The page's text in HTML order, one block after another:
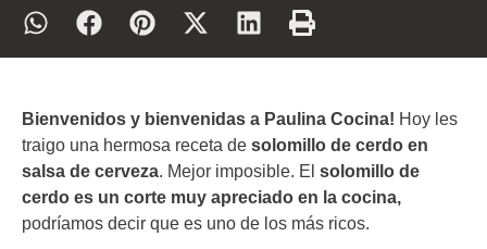
Bienvenidos y bienvenidas a Paulina Cocina! Hoy les
traigo una hermosa receta de solomillo de cerdo en
salsa de cerveza. Mejor imposible. El solomillo de
cerdo es un corte muy apreciado en la cocina,
podríamos decir que es uno de los más ricos.